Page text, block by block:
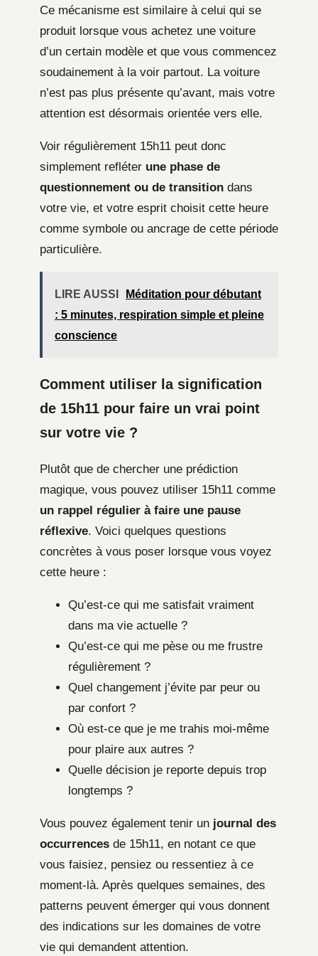
Ce mécanisme est similaire à celui qui se
produit lorsque vous achetez une voiture
d’un certain modèle et que vous commencez
soudainement à la voir partout. La voiture
n’est pas plus présente qu’avant, mais votre
attention est désormais orientée vers elle.
Voir régulièrement 15h11 peut donc
simplement refléter une phase de
questionnement ou de transition dans
votre vie, et votre esprit choisit cette heure
comme symbole ou ancrage de cette période
particulière.
LIRE AUSSI
Méditation pour débutant
: 5 minutes, respiration simple et pleine
conscience
Comment utiliser la signification
de 15h11 pour faire un vrai point
sur votre vie ?
Plutôt que de chercher une prédiction
magique, vous pouvez utiliser 15h11 comme
un rappel régulier à faire une pause
réflexive. Voici quelques questions
concrètes à vous poser lorsque vous voyez
cette heure :
Qu’est-ce qui me satisfait vraiment
dans ma vie actuelle ?
Qu’est-ce qui me pèse ou me frustre
régulièrement ?
Quel changement j’évite par peur ou
par confort ?
Où est-ce que je me trahis moi-même
pour plaire aux autres ?
Quelle décision je reporte depuis trop
longtemps ?
Vous pouvez également tenir un journal des
occurrences de 15h11, en notant ce que
vous faisiez, pensiez ou ressentiez à ce
moment-là. Après quelques semaines, des
patterns peuvent émerger qui vous donnent
des indications sur les domaines de votre
vie qui demandent attention.